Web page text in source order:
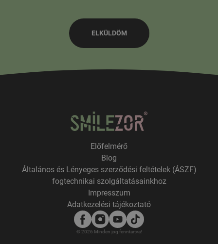
Előfelmérő
Blog
Általános és Lényeges szerződési feltételek (ÁSZF)
fogtechnikai szolgáltatásainkhoz
Impresszum
Adatkezelési tájékoztató
© 2026 Minden jog fenntartva!